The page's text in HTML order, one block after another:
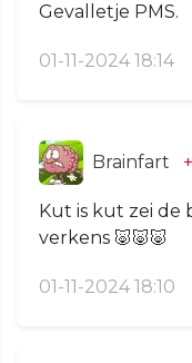
Gevalletje PMS.
01-11-2024 18:14
Brainfart
Kut is kut zei de
verkens 🐷🐷🐷
01-11-2024 18:10